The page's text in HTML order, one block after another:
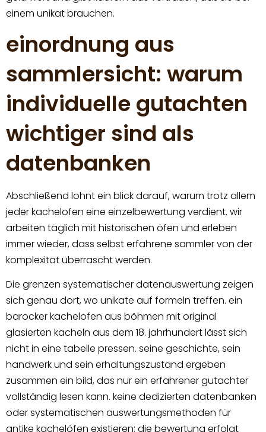
einem unikat brauchen.
einordnung aus
sammlersicht: warum
individuelle gutachten
wichtiger sind als
datenbanken
Abschließend lohnt ein blick darauf, warum trotz allem
jeder kachelofen eine einzelbewertung verdient. wir
arbeiten täglich mit historischen öfen und erleben
immer wieder, dass selbst erfahrene sammler von der
komplexität überrascht werden.
Die grenzen systematischer datenauswertung zeigen
sich genau dort, wo unikate auf formeln treffen. ein
barocker kachelofen aus böhmen mit original
glasierten kacheln aus dem 18. jahrhundert lässt sich
nicht in eine tabelle pressen. seine geschichte, sein
handwerk und sein erhaltungszustand ergeben
zusammen ein bild, das nur ein erfahrener gutachter
vollständig lesen kann. keine dedizierten datenbanken
oder systematischen auswertungsmethoden für
antike kachelöfen existieren; die bewertung erfolgt